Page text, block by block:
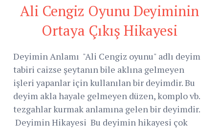
Ali Cengiz Oyunu Deyiminin
Ortaya Çıkış Hikayesi
Deyimin Anlamı "Ali Cengiz oyunu" adlı deyim
tabiri caizse şeytanın bile aklına gelmeyen
işleri yapanlar için kullanılan bir deyimdir. Bu
deyim akla hayale gelmeyen düzen, komplo vb.
tezgahlar kurmak anlamına gelen bir deyimdir.
Deyimin Hikayesi Bu deyimin hikayesi çok